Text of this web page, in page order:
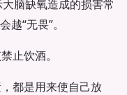
脑缺氧造成的损害常
“无畏”。
止饮酒。
都是用来使自己放